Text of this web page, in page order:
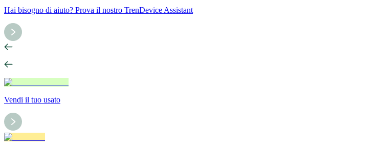
Hai bisogno di aiuto? Prova il nostro TrenDevice Assistant
Vendi il tuo usato